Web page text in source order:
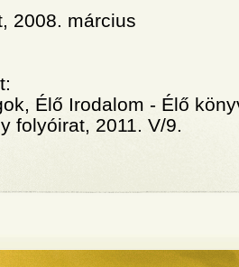
2008. március
Élő Irodalom - Élő
folyóirat, 2011. V/9.